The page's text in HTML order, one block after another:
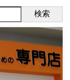
検索